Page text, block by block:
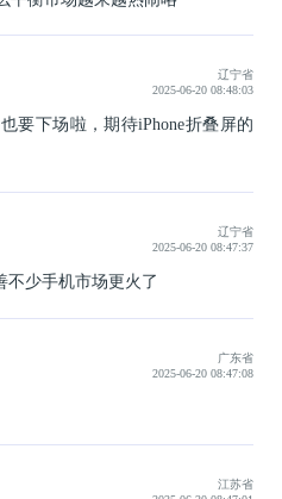
辽宁省
2025-06-20 08:48:03
要下场啦，期待iPhone折叠屏的
辽宁省
2025-06-20 08:47:37
不少手机市场更火了
广东省
2025-06-20 08:47:08
江苏省